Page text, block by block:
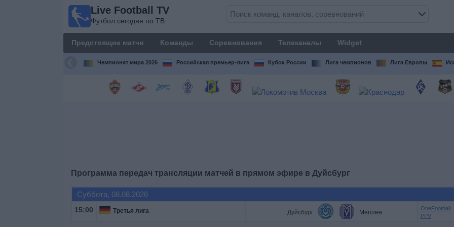
Live Football TV
Футбол сегодня по ТВ
Предстоящие матчи Команды Соревнования Телеканалы Widget
Чемпионат мира 2026 Российская премьер-лига Кубок России Лига чемпионов Лига Европы
Программа передач трансляции матчей в прямом эфире в Дуйсбург
Суббота, 08.08.2026
15:00 Третья лига Дуйсбург Меппен
OneFootball
PPV